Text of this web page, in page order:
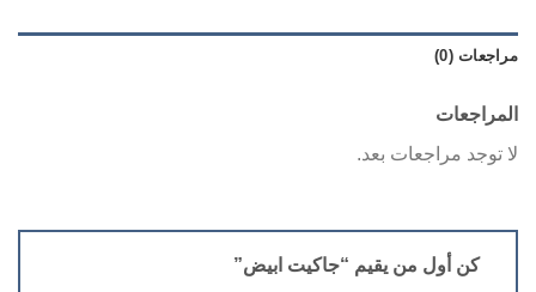
مراجعات (0)
المراجعات
لا توجد مراجعات بعد.
كن أول من يقيم “جاكيت ابيض”